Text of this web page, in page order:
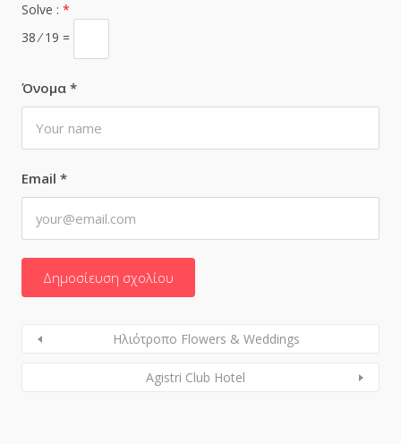
Όνομα *
Email *
Solve : *
38 ⁄ 19 =
Ηλιότροπο Flowers & Weddings
Agistri Club Hotel